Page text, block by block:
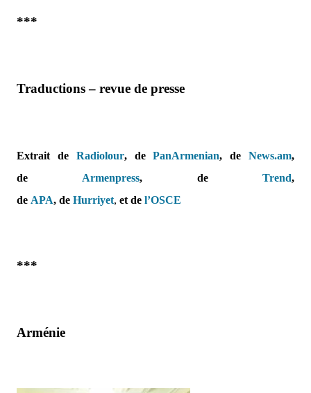
***
Traductions – revue de presse
Extrait de Radiolour, dePanArmenian, deNews.am,
de Armenpress, deTrend,
de APA, de Hurriyet, et de l’OSCE
***
Arménie